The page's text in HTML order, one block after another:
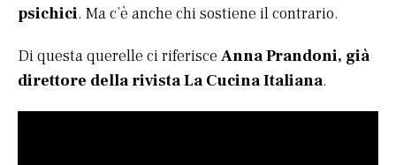
psichici. Ma c’è anche chi sostiene il contrario.
Di questa querelle ci riferisce Anna Prandoni, già
direttore della rivista La Cucina Italiana.